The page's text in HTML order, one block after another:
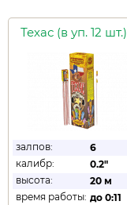
Техас (в уп. 12 шт.)
залпов:
6
калибр:
0.2"
высота:
20 м
время работы: до 0:11